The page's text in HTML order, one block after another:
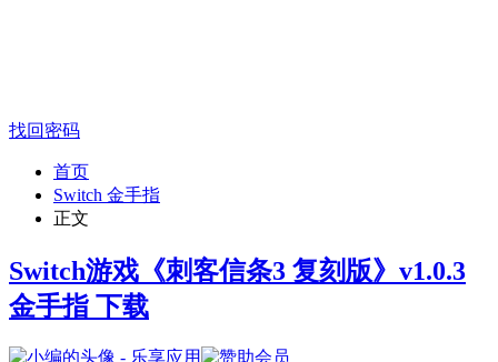
找回密码
首页
Switch 金手指
正文
Switch游戏《刺客信条3 复刻版》v1.0.3
金手指 下载